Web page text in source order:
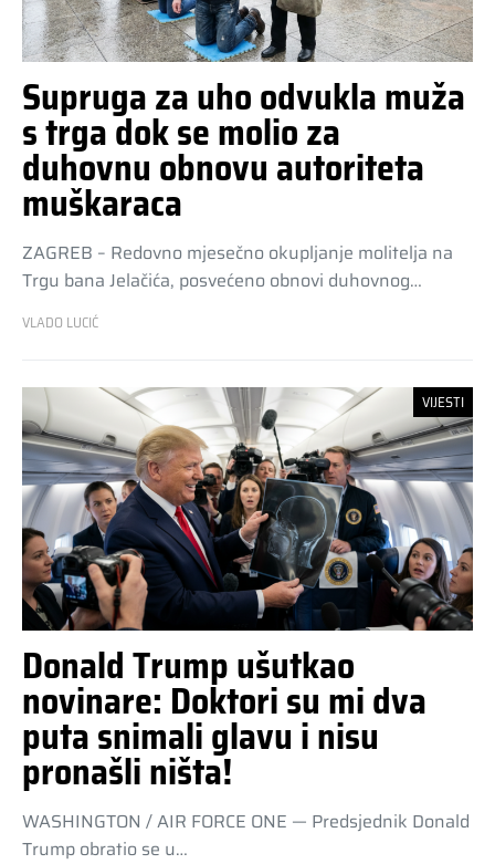
Supruga za uho odvukla muža
s trga dok se molio za
duhovnu obnovu autoriteta
muškaraca
ZAGREB – Redovno mjesečno okupljanje molitelja na
Trgu bana Jelačića, posvećeno obnovi duhovnog…
VLADO LUCIĆ
VIJESTI
Donald Trump ušutkao
novinare: Doktori su mi dva
puta snimali glavu i nisu
pronašli ništa!
WASHINGTON / AIR FORCE ONE — Predsjednik Donald
Trump obratio se u…